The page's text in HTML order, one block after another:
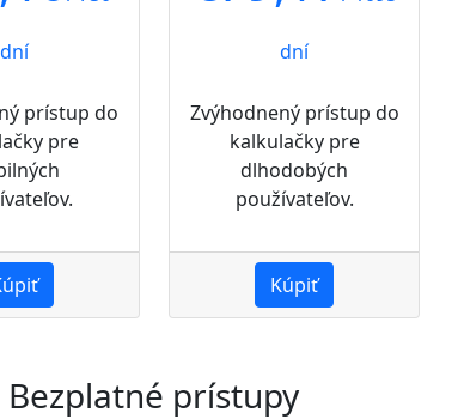
dní
prístup do
pre
dní
Zvýhodnený prístup do
kalkulačky pre
dlhodobých
používateľov.
Kúpiť
Bezplatné prístupy